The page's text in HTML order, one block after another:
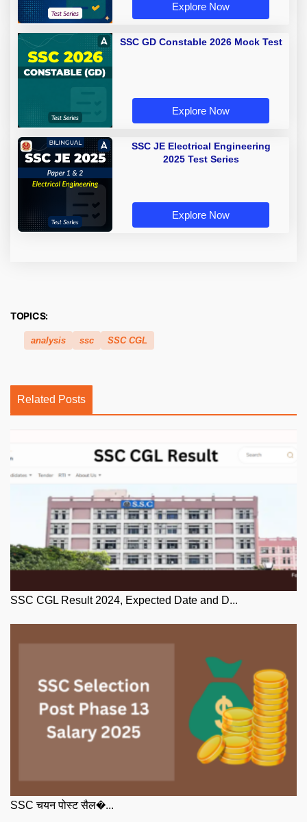
Explore Now
SSC GD Constable 2026 Mock Test
Explore Now
SSC JE Electrical Engineering
2025 Test Series
Explore Now
TOPICS:
analysis ssc SSC CGL
Related Posts
SSC CGL Result 2024, Expected Date and D...
SSC चयन पोस्ट सैल�...